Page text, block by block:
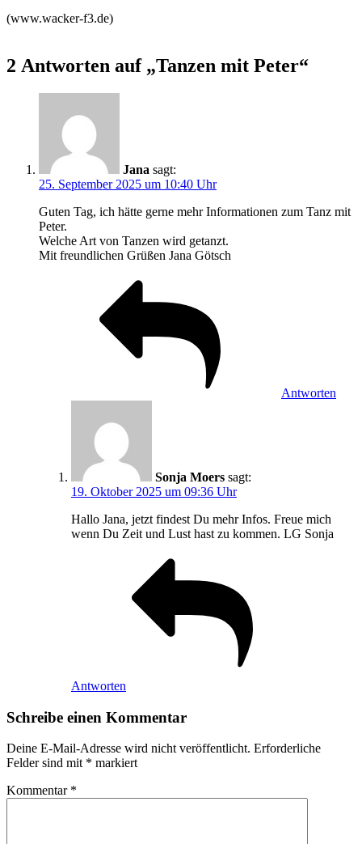
(www.wacker-f3.de)
2 Antworten auf „Tanzen mit Peter“
Jana sagt:
25. September 2025 um 10:40 Uhr
Guten Tag, ich hätte gerne mehr Informationen zum Tanz mit
Peter.
Welche Art von Tanzen wird getanzt.
Mit freundlichen Grüßen Jana Götsch
Antworten
Sonja Moers sagt:
19. Oktober 2025 um 09:36 Uhr
Hallo Jana, jetzt findest Du mehr Infos. Freue mich
wenn Du Zeit und Lust hast zu kommen. LG Sonja
Antworten
Schreibe einen Kommentar
Deine E-Mail-Adresse wird nicht veröffentlicht. Erforderliche
Felder sind mit * markiert
Kommentar *